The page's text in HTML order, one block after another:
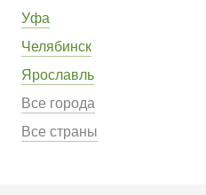
Уфа
Челябинск
Ярославль
Все города
Все страны